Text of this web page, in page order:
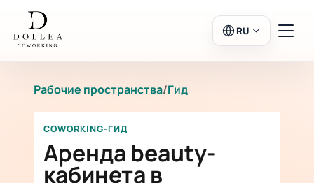
RU
Вход
В салон
Рабочие пространства/Гид
COWORKING-ГИД
Аренда beauty-
кабинета в